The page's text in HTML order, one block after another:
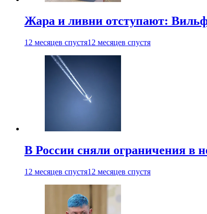
Жара и ливни отступают:
12 месяцев спустя12 месяцев спустя
В России сняли ограничения в
12 месяцев спустя12 месяцев спустя